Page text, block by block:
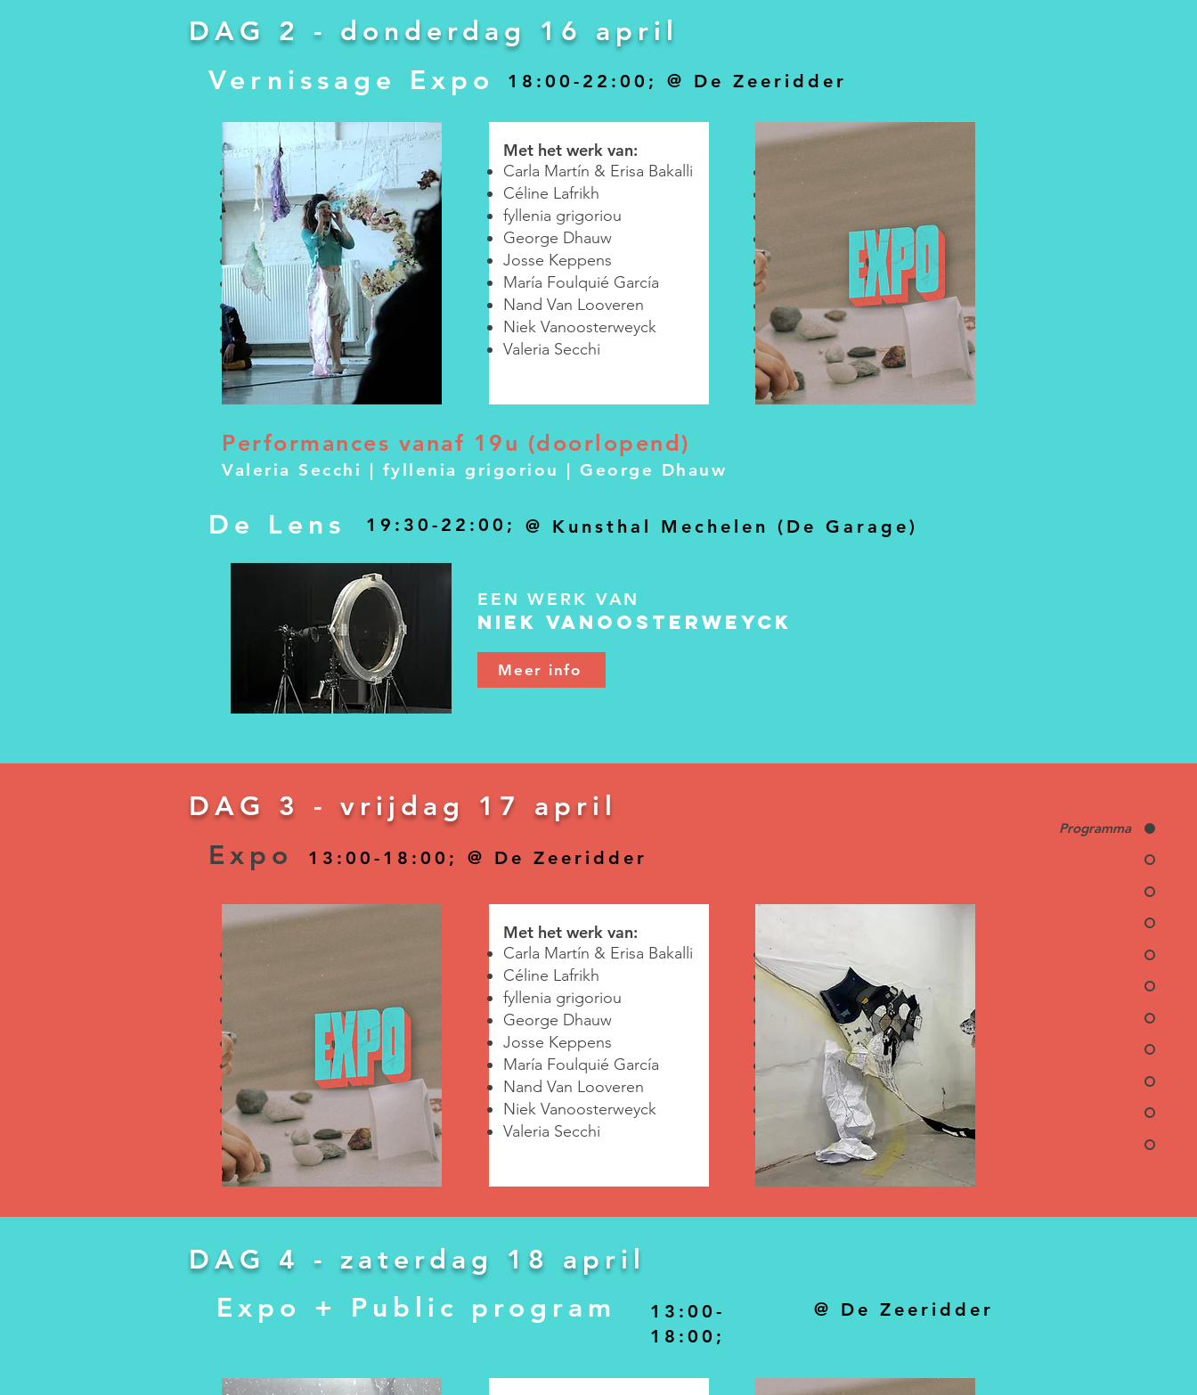
Programma
DAG 2 - donderdag 16 april
Vernissage Expo
18:00-22:00; @ De Zeeridder
Met het werk van:
Carla Martín & Erisa Bakalli
Céline Lafrikh
Fyllenia Grigoriou
George Dhauw
Josse Keppens
María Foulquié García
Nand Van Looveren
Niek Vanoosterweyck
Valeria Secchi
Met het werk van:
Carla Martín & Erisa Bakalli
Céline Lafrikh
fyllenia grigoriou
George Dhauw
Josse Keppens
María Foulquié García
Nand Van Looveren
Niek Vanoosterweyck
Valeria Secchi
Met het werk van:
Carla Martín & Erisa Bakalli
Céline Lafrikh
Fyllenia Grigoriou
George Dhauw
Josse Keppens
María Foulquié García
Nand Van Looveren
Niek Vanoosterweyck
Valeria Secchi
Performances vanaf 19u (doorlopend)
Valeria Secchi | fyllenia grigoriou | George Dhauw
De Lens 19:30-22:00; @ Kunsthal Mechelen (De Garage)
EEN WERK VAN
Niek VanOosterweyck
Meer info
DAG 3 - vrijdag 17 april
Expo
13:00-18:00; @ De Zeeridder
Met het werk van:
Carla Martín & Erisa Bakalli
Céline Lafrikh
Fyllenia Grigoriou
George Dhauw
Josse Keppens
María Foulquié García
Nand Van Looveren
Niek Vanoosterweyck
Valeria Secchi
Met het werk van:
Carla Martín & Erisa Bakalli
Céline Lafrikh
fyllenia grigoriou
George Dhauw
Josse Keppens
María Foulquié García
Nand Van Looveren
Niek Vanoosterweyck
Valeria Secchi
Met het werk van:
Carla Martín & Erisa Bakalli
Céline Lafrikh
Fyllenia Grigoriou
George Dhauw
Josse Keppens
María Foulquié García
Nand Van Looveren
Niek Vanoosterweyck
Valeria Secchi
DAG 4 -
zaterdag 18 april
Expo + Public program
13:00-
18:00;
@ De Zeeridder